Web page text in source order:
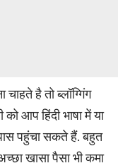
है तो ब्लॉग्गिंग
आप हिंदी भाषा में या
पास पहुंचा सकते हैं. बहुत
खासा पैसा भी कमा